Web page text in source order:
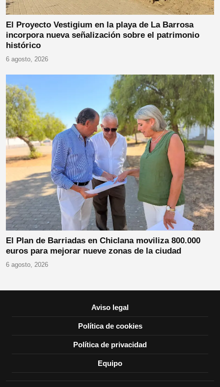
El Proyecto Vestigium en la playa de La Barrosa
incorpora nueva señalización sobre el patrimonio
histórico
6 agosto, 2026
El Plan de Barriadas en Chiclana moviliza 800.000
euros para mejorar nueve zonas de la ciudad
6 agosto, 2026
Aviso legal
Política de cookies
Política de privacidad
Equipo